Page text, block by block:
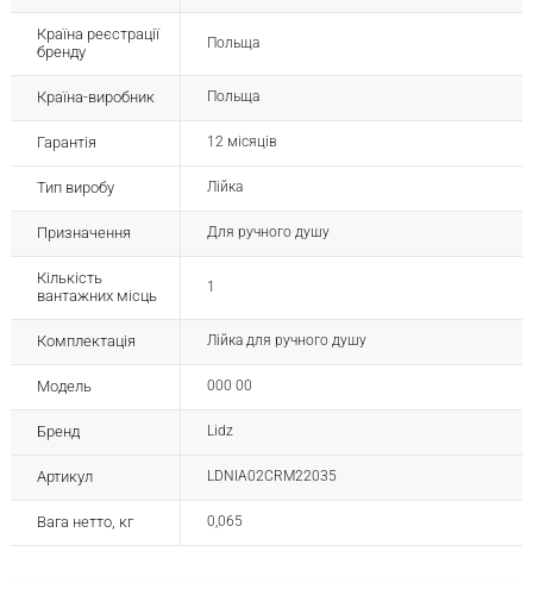
Країна реєстрації
бренду
Польща
Країна-виробник Польща
Гарантія 12 місяців
Тип виробу Лійка
Призначення Для ручного душу
Кількість
вантажних місць
1
Комплектація Лійка для ручного душу
Модель 000 00
Бренд Lidz
Артикул LDNIA02CRM22035
Вага нетто, кг 0,065